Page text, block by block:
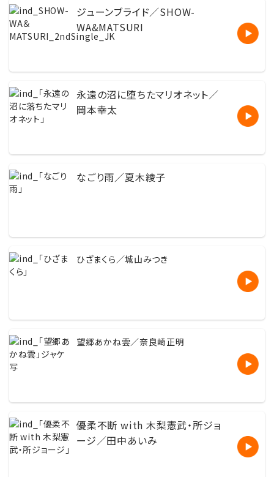
ジューンブライド／SHOW-
WA&MATSURI
永遠の沼に堕ちたマリオネット／
岡本幸太
なごり雨／夏木綾子
ひざまくら／城山みつき
望郷あかね雲／奈良崎正明
優柔不断 with 木梨憲武・所ジョ
ージ／田中あいみ